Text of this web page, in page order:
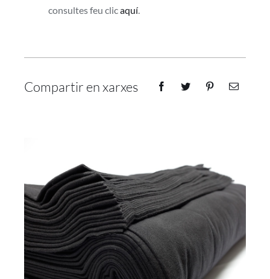
consultes feu clicaquí.
Compartir en xarxes